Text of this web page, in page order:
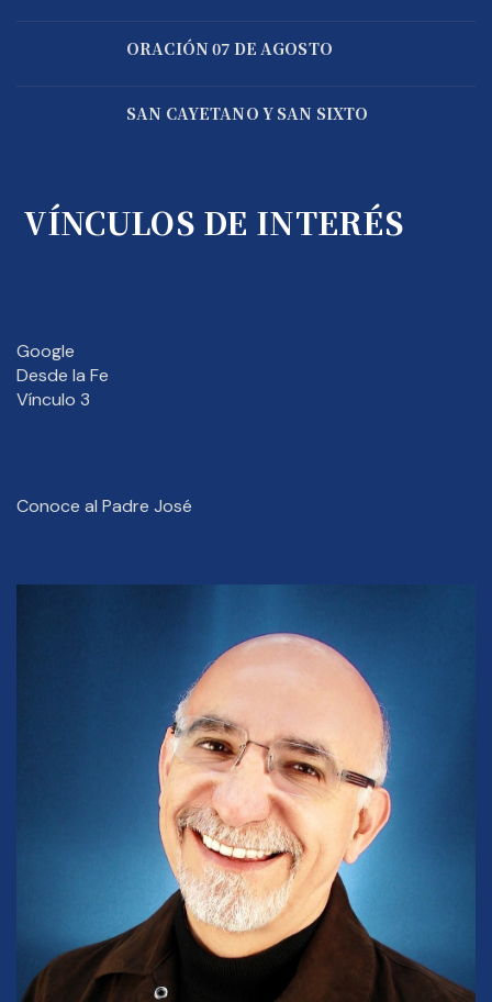
ORACIÓN 07 DE AGOSTO
SAN CAYETANO Y SAN SIXTO
VÍNCULOS DE INTERÉS
Google
Desde la Fe
Vínculo 3
Conoce al Padre José